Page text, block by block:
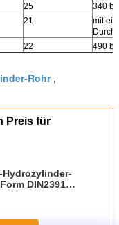
25
340
21
mit
22 490
Rohr,
Preis für
Hydrozylinder-
DIN2391